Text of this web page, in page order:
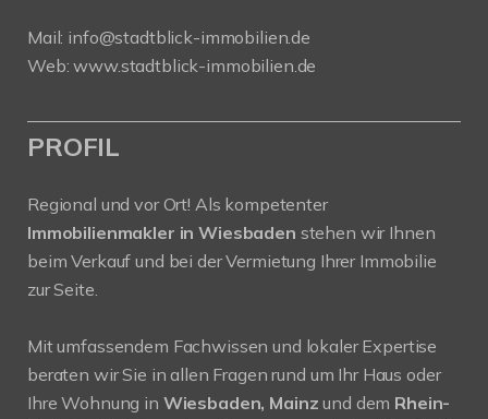
Mail: info@stadtblick-immobilien.de
Web:www.stadtblick-immobilien.de
PROFIL
Regional und vor Ort! Als kompetenter
Immobilienmakler in Wiesbaden stehen wir Ihnen
beim Verkauf und bei der Vermietung Ihrer Immobilie
zur Seite.
Mit umfassendem Fachwissen und lokaler Expertise
beraten wir Sie in allen Fragen rund um Ihr Haus oder
Ihre Wohnung in Wiesbaden, Mainzund dem Rhein-